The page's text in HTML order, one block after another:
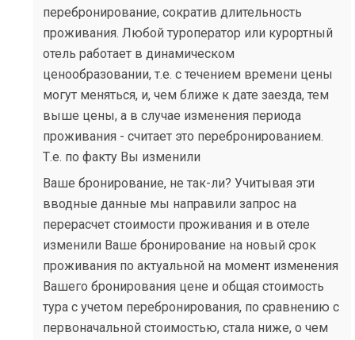
перебронирование, сократив длительность
проживания. Любой туроператор или курортный
отель работает в динамическом
ценообразовании, т.е. с течением времени цены
могут меняться, и, чем ближе к дате заезда, тем
выше цены, а в случае изменения периода
проживания - считает это перебронированием.
Т.е. по факту Вы изменили
Ваше бронирование, не так-ли? Учитывая эти
вводные данные мы направили запрос на
перерасчет стоимости проживания и в отеле
изменили Ваше бронирование на новый срок
проживания по актуальной на момент изменения
Вашего бронирования цене и общая стоимость
тура с учетом перебронирования, по сравнению с
первоначальной стоимостью, стала ниже, о чем